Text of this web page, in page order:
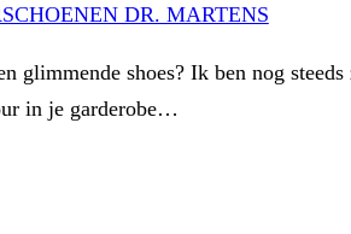
DR. MARTENS
glimmende shoes? Ik ben nog
in je garderobe…